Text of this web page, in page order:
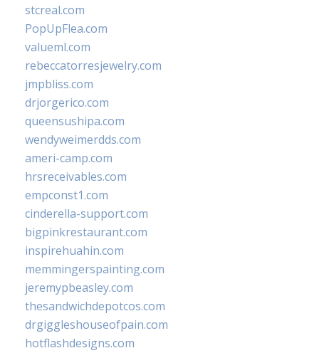
stcreal.com
PopUpFlea.com
valueml.com
rebeccatorresjewelry.com
jmpbliss.com
drjorgerico.com
queensushipa.com
wendyweimerdds.com
ameri-camp.com
hrsreceivables.com
empconst1.com
cinderella-support.com
bigpinkrestaurant.com
inspirehuahin.com
memmingerspainting.com
jeremypbeasley.com
thesandwichdepotcos.com
drgiggleshouseofpain.com
hotflashdesigns.com